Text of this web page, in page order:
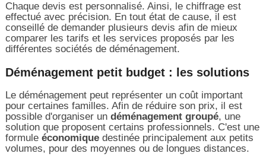
Chaque devis est personnalisé. Ainsi, le chiffrage est
effectué avec précision. En tout état de cause, il est
conseillé de demander plusieurs devis afin de mieux
comparer les tarifs et les services proposés par les
différentes sociétés de déménagement.
Déménagement petit budget : les solutions
Le déménagement peut représenter un coût important
pour certaines familles. Afin de réduire son prix, il est
possible d'organiser un déménagement groupé, une
solution que proposent certains professionnels. C'est une
formule économique destinée principalement aux petits
volumes, pour des moyennes ou de longues distances.